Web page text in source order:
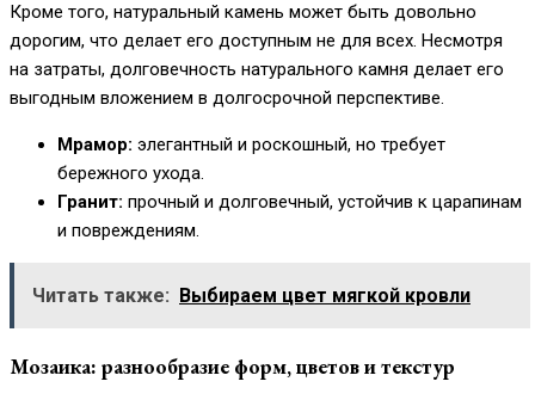
Кроме того, натуральный камень может быть довольно
дорогим, что делает его доступным не для всех. Несмотря
на затраты, долговечность натурального камня делает его
выгодным вложением в долгосрочной перспективе.
Мрамор: элегантный и роскошный, но требует
бережного ухода.
Гранит: прочный и долговечный, устойчив к царапинам
и повреждениям.
Читать также: Выбираем цвет мягкой кровли
Мозаика: разнообразие форм, цветов и текстур